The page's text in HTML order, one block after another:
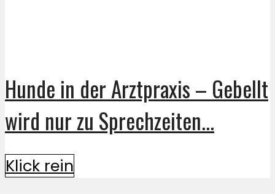
Hunde in der Arztpraxis – Gebellt
wird nur zu Sprechzeiten...
Klick rein